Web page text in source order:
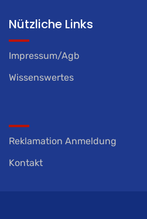
Nützliche Links
Impressum/Agb
Wissenswertes
Reklamation Anmeldung
Kontakt